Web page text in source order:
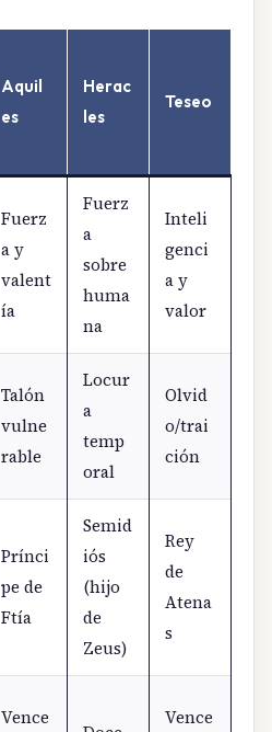
Aquil
es
Herac
les
Teseo
Fuerz
a y
valent
ía
Fuerz
a
sobre
huma
na
Inteli
genci
a y
valor
Talón
vulne
rable
Locur
a
temp
oral
Olvid
o/trai
ción
Prínci
pe de
Ftía
Semid
iós
(hijo
de
Zeus)
Rey
de
Atena
s
Vence Vence